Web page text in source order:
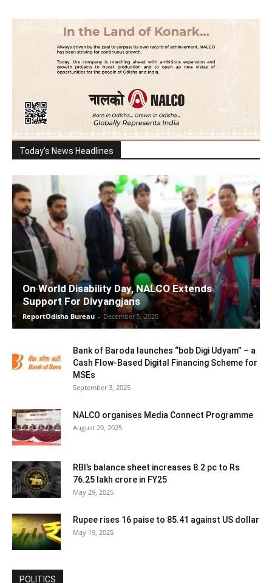
Today's News Headlines
On World Disability Day, NALCO Extends
Support For Divyangjans
ReportOdisha Bureau - December 5, 2025
Bank of Baroda launches “bob Digi Udyam” – a
Cash Flow-Based Digital Financing Scheme for
MSEs
September 3, 2025
NALCO organises Media Connect Programme
August 20, 2025
RBI’s balance sheet increases 8.2 pc to Rs
76.25 lakh crore in FY25
May 29, 2025
Rupee rises 16 paise to 85.41 against US dollar
May 19, 2025
POLITICS